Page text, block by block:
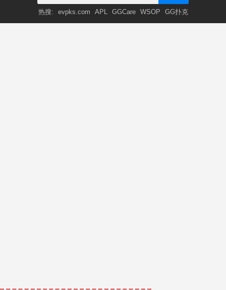
热搜: evpks.com APL GGCare WSOP GG扑克